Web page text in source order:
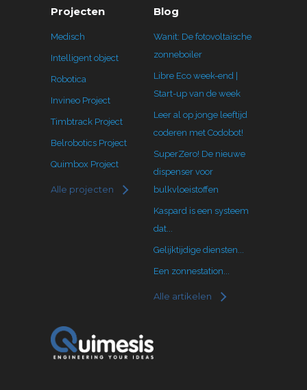
Projecten
Medisch
Intelligent object
Robotica
Invineo Project
Timbtrack Project
Belrobotics Project
Quimbox Project
Alle projecten
Blog
Wanit: De fotovoltaïsche
zonneboiler
Libre Eco week-end |
Start-up van de week
Leer al op jonge leeftijd
coderen met Codobot!
SuperZero! De nieuwe
dispenser voor
bulkvloeistoffen
Kaspard is een systeem
dat...
Gelijktijdige diensten...
Een zonnestation...
Alle artikelen